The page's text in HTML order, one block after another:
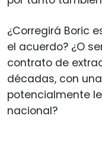
¿Corregirá Boric
el acuerdo? ¿O
contrato de
décadas, con
potencialmente
nacional?